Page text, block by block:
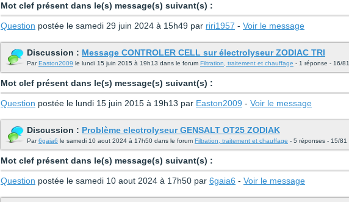
Mot clef présent dans le(s) message(s) suivant(s) :
Question postée le samedi 29 juin 2024 à 15h49 par riri1957 - Voir le message
Discussion : Message CONTROLER CELL sur électrolyseur ZODIAC TRI
ParEaston2009 le lundi 15 juin 2015 à 19h13 dans le forum Filtration, traitement et chauffage - 1 réponse - 16/81
Mot clef présent dans le(s) message(s) suivant(s) :
Question postée le lundi 15 juin 2015 à 19h13 par Easton2009 - Voir le message
Discussion : Problème electrolyseur GENSALT OT25 ZODIAK
Par6gaia6 le samedi 10 aout 2024 à 17h50 dans le forum Filtration, traitement et chauffage - 5 réponses - 15/81
Mot clef présent dans le(s) message(s) suivant(s) :
Question postée le samedi 10 aout 2024 à 17h50 par 6gaia6 - Voir le message